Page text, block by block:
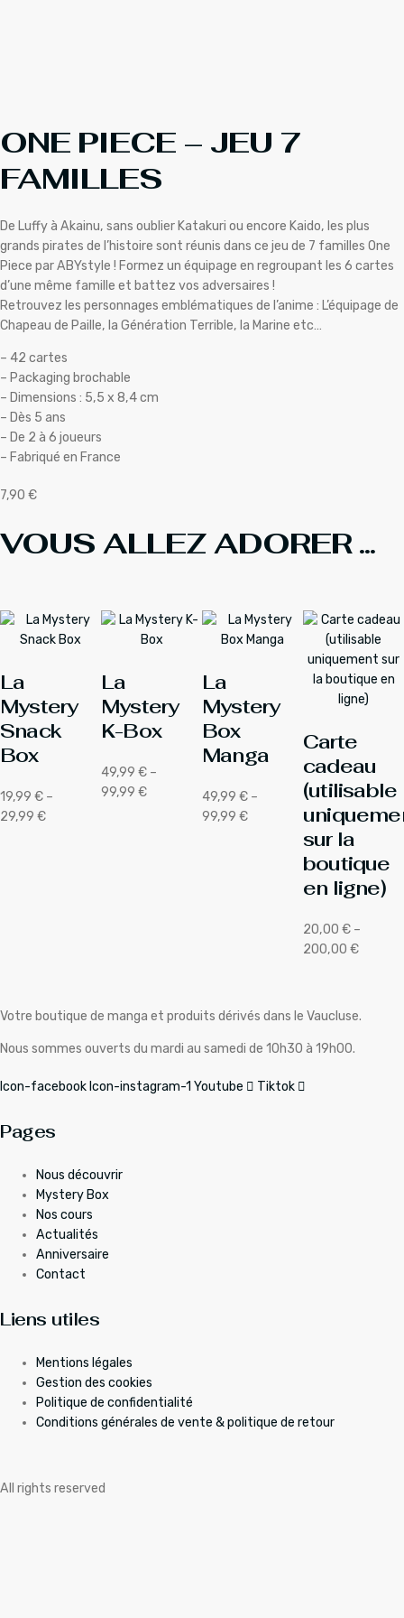
ONE PIECE – JEU 7
FAMILLES
De Luffy à Akainu, sans oublier Katakuri ou encore Kaido, les plus
grands pirates de l’histoire sont réunis dans ce jeu de 7 familles One
Piece par ABYstyle ! Formez un équipage en regroupant les 6 cartes
d’une même famille et battez vos adversaires !
Retrouvez les personnages emblématiques de l’anime : L’équipage de
Chapeau de Paille, la Génération Terrible, la Marine etc…
– 42 cartes
– Packaging brochable
– Dimensions : 5,5 x 8,4 cm
– Dès 5 ans
– De 2 à 6 joueurs
– Fabriqué en France
7,90 €
VOUS ALLEZ ADORER ...
La
Mystery
Snack
Box
19,99 € –
29,99 €
Plage
La
Mystery
K-Box
49,99 € –
99,99 €
Plage
La
Mystery
Box
Manga
49,99 € –
99,99 €
Plage
Carte
cadeau
(utilisable
sur la
boutique
en ligne)
20,00 € –
200,00 €
Plage
20,00 €
200,00 €
Votre boutique de manga et produits dérivés dans le Vaucluse.
Nous sommes ouverts du mardi au samedi de 10h30 à 19h00.
Icon-facebook Icon-instagram-1 Youtube Tiktok
Pages
Nous découvrir
Mystery Box
Nos cours
Actualités
Anniversaire
Contact
Liens utiles
Mentions légales
Gestion des cookies
Politique de confidentialité
Conditions générales de vente & politique de retour
All rights reserved